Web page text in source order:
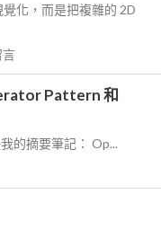
化，而是把複雜的 2D
言
Pattern 和
的摘要筆記： Op...